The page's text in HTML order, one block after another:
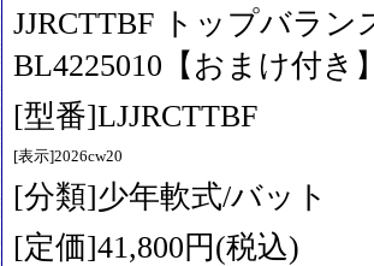
JJRCTTBF トップバラン
BL4225010【おまけ付き】
[型番]LJJRCTTBF
[表示]2026cw20
[分類]少年軟式/バット
[定価]41,800円(税込)